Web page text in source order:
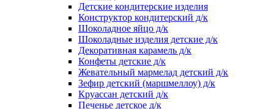
Детские кондитерские изделия
Конструктор кондитерский д/к
Шоколадное яйцо д/к
Шоколадные изделия детские д/к
Декоративная карамель д/к
Конфеты детские д/к
Жевательный мармелад детский д/к
Зефир детский (маршмеллоу) д/к
Круассан детский д/к
Печенье детское д/к